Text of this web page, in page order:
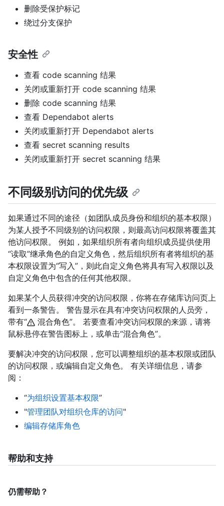
删除受保护标记
绕过分支保护
安全性
查看 code scanning 结果
关闭或重新打开 code scanning 结果
删除 code scanning 结果
查看 Dependabot alerts
关闭或重新打开 Dependabot alerts
查看 secret scanning results
关闭或重新打开 secret scanning 结果
不同级别访问的优先级
如果通过不同的途径（如团队成员身份和组织的基本权限）
为某人授予不同级别的访问权限，则最高访问权限将覆盖其
他访问权限。 例如，如果组织所有者向组织成员提供使用
“读取”继承角色的自定义角色，然后组织所有者将组织的基
本权限设置为“写入”，则此自定义角色将具有写入权限以及
自定义角色中包含的任何其他权限。
如果某个人员获得冲突的访问权限，你将在存储库访问页上
看到一条警告。 警告显示在具有冲突访问权限的人员旁，
带有“
混合角色”。 若要查看冲突访问权限的来源，请将
鼠标悬停在警告图标上，或单击“混合角色”。
要解决冲突的访问权限，您可以调整组织的基本权限或团队
的访问权限，或编辑自定义角色。 有关详细信息，请参
阅：
“为组织设置基本权限”
"管理团队对组织仓库的访问"
编辑存储库角色
帮助和支持
仍需帮助？